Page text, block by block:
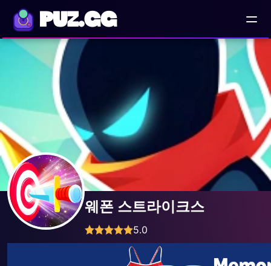
PUZ.GG
웨폰 스트라이크스
5.0